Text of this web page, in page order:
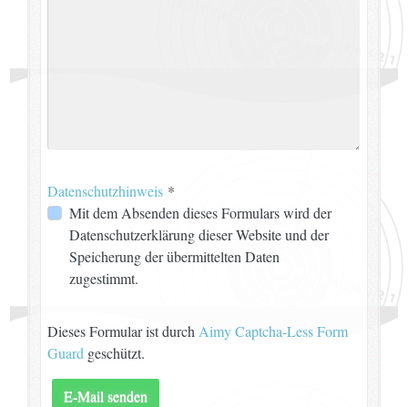
Datenschutzhinweis *
Datenschutzhinweis
Mit dem Absenden dieses Formulars wird der
Datenschutzerklärung dieser Website und der
Speicherung der übermittelten Daten
zugestimmt.
Dieses Formular ist durchAimy Captcha-Less Form
Guard geschützt.
E-Mail senden